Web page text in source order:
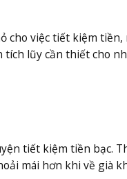
cho việc tiết kiệm tiền,
tích lũy cần thiết cho
tiết kiệm tiền bạc.
mái hơn khi về già